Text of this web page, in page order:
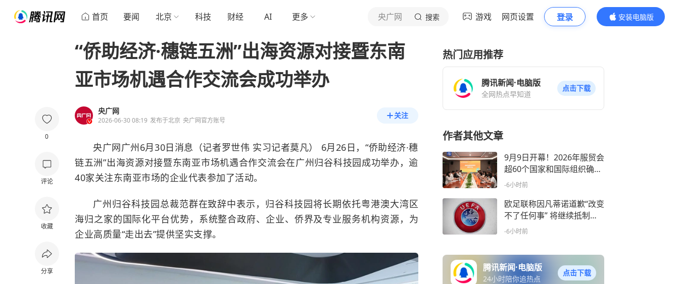
首页 要闻 北京 科技 财经 AI 更多 央广网 搜索 游戏 网页设置 登录
安装电脑版
内容更精彩
0
评论
收藏
分享
“侨助经济·穗链五洲”出海资源对接暨东南
亚市场机遇合作交流会成功举办
央广网
2026-06-30 08:19 发布于北京 央广网官方账号
关注
央广网广州6月30日消息（记者罗世伟 实习记者莫凡） 6月26日，“侨助经济·穗
链五洲”出海资源对接暨东南亚市场机遇合作交流会在广州归谷科技园成功举办，逾
40家关注东南亚市场的企业代表参加了活动。
广州归谷科技园总裁范群在致辞中表示，归谷科技园将长期依托粤港澳大湾区
海归之家的国际化平台优势，系统整合政府、企业、侨界及专业服务机构资源，为
企业高质量“走出去”提供坚实支撑。
热门应用推荐
腾讯新闻·电脑版
全网热点早知道
点击下载
作者其他文章
9月9日开幕！2026年服贸会
超60个国家和国际组织确认
参展参会
-6小时前
欧足联称因凡蒂诺道歉“改变
不了任何事” 将继续抵制世
界杯
-6小时前
腾讯新闻·电脑版
24小时陪你追热点
点击下载